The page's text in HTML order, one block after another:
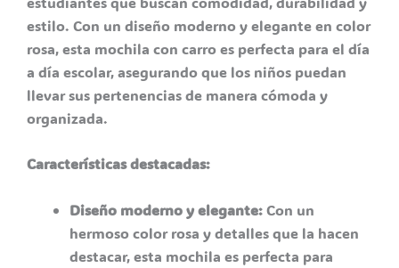
estilo. Con un diseño moderno y elegante en color
rosa, esta mochila con carro es perfecta para el día
a día escolar, asegurando que los niños puedan
llevar sus pertenencias de manera cómoda y
organizada.
Características destacadas:
Diseño moderno y elegante:Con un
hermoso color rosa y detalles que la hacen
destacar, esta mochila es perfecta para